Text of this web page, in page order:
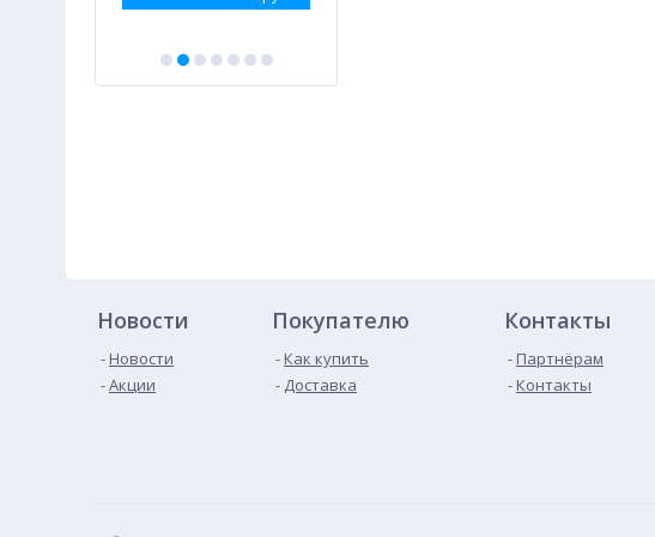
Новости
Новости
Акции
Покупателю
Как купить
Доставка
Контакты
Партнёрам
Контакты